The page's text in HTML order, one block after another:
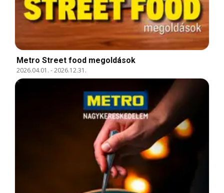
Metro Street food megoldások
2026.04.01. -2026.12.31.